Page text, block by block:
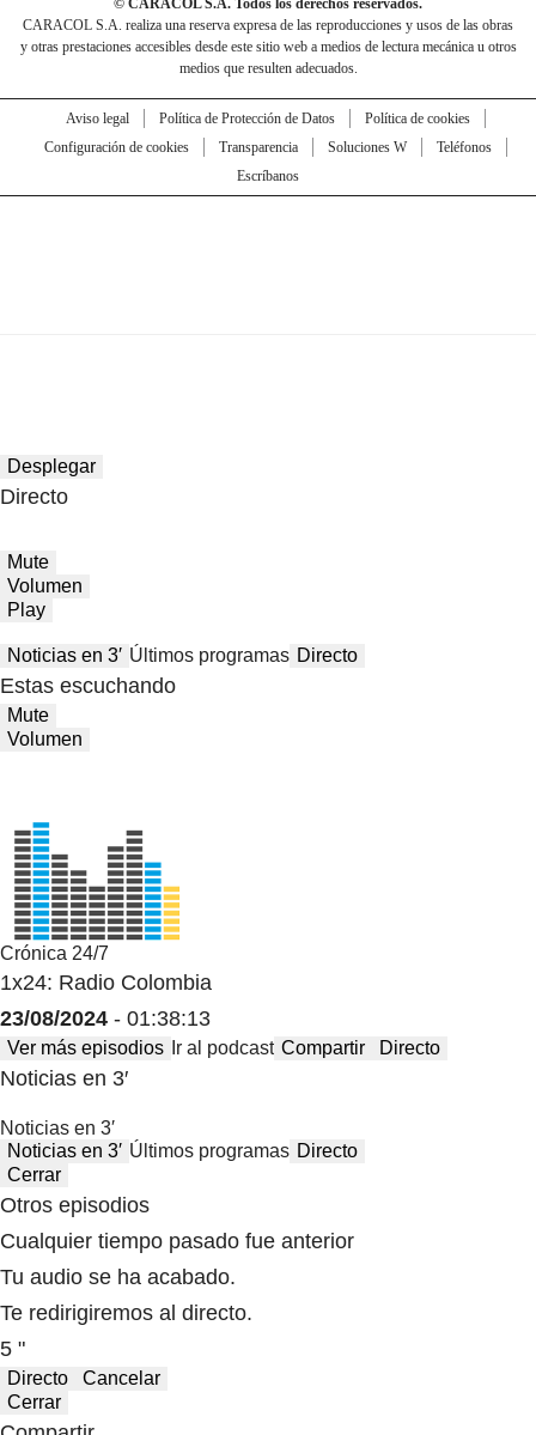
© CARACOL S.A. Todos los derechos reservados.
CARACOL S.A. realiza una reserva expresa de las reproducciones y usos de las obras
y otras prestaciones accesibles desde este sitio web a medios de lectura mecánica u otros
medios que resulten adecuados.
Aviso legal Política de Protección de Datos
Política de cookies
Configuración de cookies
Transparencia Soluciones W
Teléfonos
Escríbanos
Desplegar
Directo
Mute
Volumen
Play
Noticias en 3′ Últimos programas Directo
Estas escuchando
Mute
Volumen
Crónica 24/7
1x24: Radio Colombia
23/08/2024 - 01:38:13
Ver más episodios Ir al podcast Compartir Directo
Noticias en 3′
Noticias en 3′
Noticias en 3′ Últimos programas Directo
Cerrar
Otros episodios
Cualquier tiempo pasado fue anterior
Tu audio se ha acabado.
Te redirigiremos al directo.
5 "
Directo
Cancelar
Cerrar